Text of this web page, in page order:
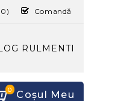
Comandă
RULMENTI
0 Coşul Meu